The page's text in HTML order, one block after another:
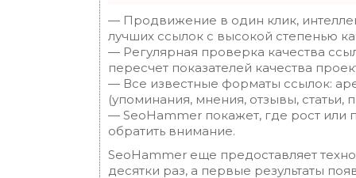
— Продвижение в один клик,
лучших ссылок с высокой степенью
— Регулярная проверка качества
пересчет показателей качества
— Все известные форматы ссылок:
(упоминания, мнения, отзывы, статьи,
— SeoHammer покажет, где рост или
обратить внимание.
SeoHammer еще предоставляет
десятки раз, а первые результаты